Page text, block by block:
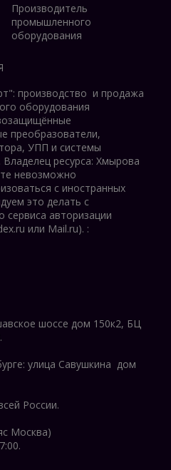
Производитель
промышленного
оборудования
производство и продажа
оборудования
преобразователи,
УПП и системы
Владелец ресурса: Хмырова
невозможно
с иностранных
это делать с
сервиса авторизации
или Mail.ru). :
шоссе дом 150к2, БЦ
улица Савушкина дом
России.
Москва)